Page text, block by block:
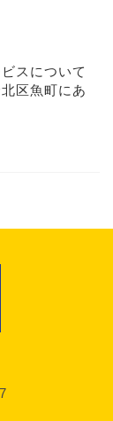
スについて
区魚町にあ